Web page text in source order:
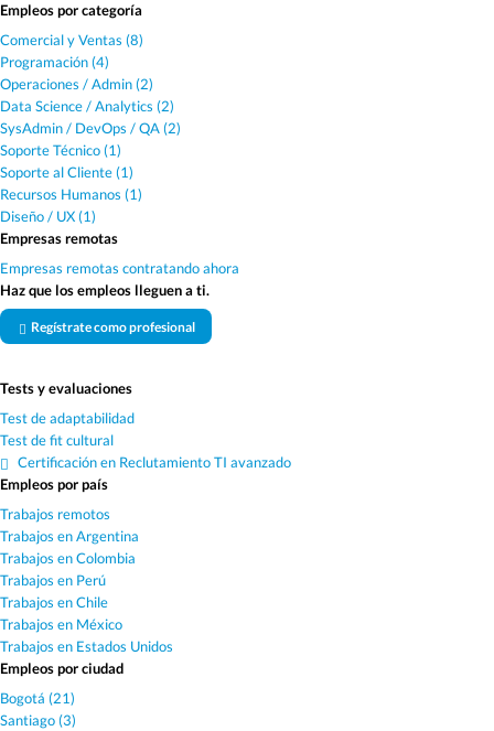
Empleos por categoría
Comercial y Ventas (8)
Programación (4)
Operaciones / Admin (2)
Data Science / Analytics (2)
SysAdmin / DevOps / QA (2)
Soporte Técnico (1)
Soporte al Cliente (1)
Recursos Humanos (1)
Diseño / UX (1)
Empresas remotas
Empresas remotas contratando ahora
Haz que los empleos lleguen a ti.
Regístrate como profesional
Tests y evaluaciones
Test de adaptabilidad
Test de fit cultural
Certificación en Reclutamiento TI avanzado
Empleos por país
Trabajos remotos
Trabajos en Argentina
Trabajos en Colombia
Trabajos en Perú
Trabajos en Chile
Trabajos en México
Trabajos en Estados Unidos
Empleos por ciudad
Bogotá (21)
Santiago (3)